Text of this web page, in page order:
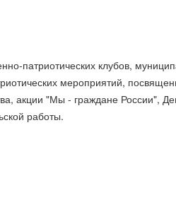
патриотических клубов,
мероприятий,
акции "Мы - граждане России",
работы.